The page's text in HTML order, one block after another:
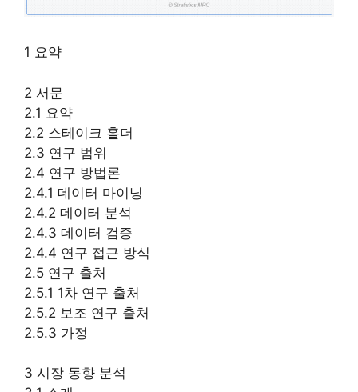
1 요약
2 서문
2.1 요약
2.2 스테이크 홀더
2.3 연구 범위
2.4 연구 방법론
2.4.1 데이터 마이닝
2.4.2 데이터 분석
2.4.3 데이터 검증
2.4.4 연구 접근 방식
2.5 연구 출처
2.5.1 1차 연구 출처
2.5.2 보조 연구 출처
2.5.3 가정
3 시장 동향 분석